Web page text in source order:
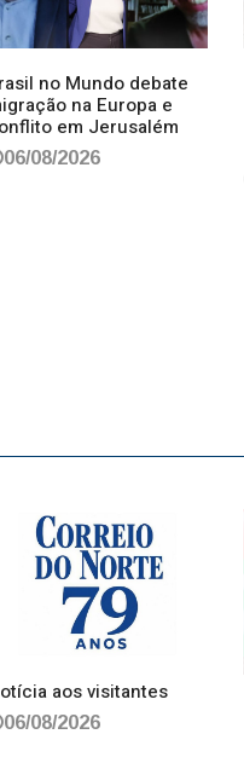
no Mundo debate
na Europa e
em Jerusalém
06/08/2026
aos visitantes
06/08/2026